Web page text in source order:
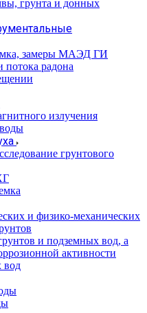
грунта и донных
замеры МАЭД ГИ
потока радона
излучения
грунтового
и физико-механических
и подземных вод, а
активности
вод